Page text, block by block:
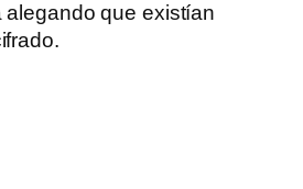
alegando que existían